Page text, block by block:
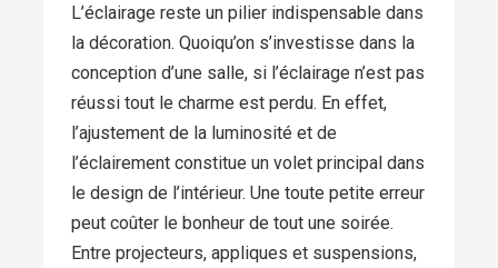
L’éclairage reste un pilier indispensable dans
la décoration. Quoiqu’on s’investisse dans la
conception d’une salle, si l’éclairage n’est pas
réussi tout le charme est perdu. En effet,
l’ajustement de la luminosité et de
l’éclairement constitue un volet principal dans
le design de l’intérieur. Une toute petite erreur
peut coûter le bonheur de tout une soirée.
Entre projecteurs, appliques et suspensions,